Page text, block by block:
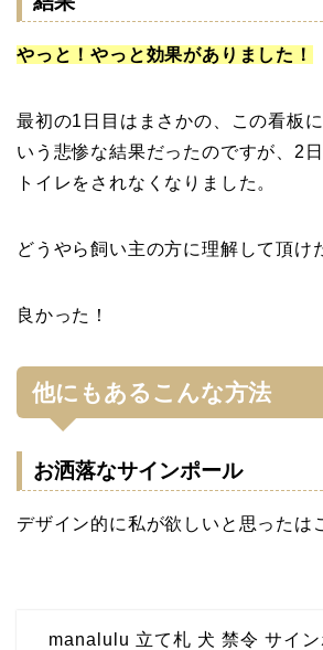
やっと！やっと効果がありました！
最初の1日目はまさかの、この看板
いう悲惨な結果だったのですが、2
トイレをされなくなりました。
どうやら飼い主の方に理解して頂け
良かった！
他にもあるこんな方法
お洒落なサインポール
デザイン的に私が欲しいと思ったは
manalulu 立て札 犬 禁令 サイ